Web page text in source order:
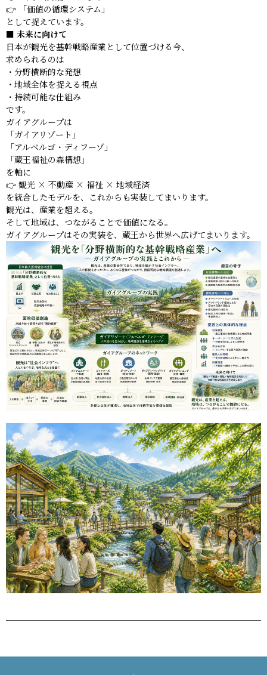
👉 「価値の循環システム」
として捉えています。
■ 未来に向けて
日本が観光を基幹戦略産業として位置づける今、
求められるのは
・分野横断的な発想
・地域全体を捉える視点
・持続可能な仕組み
です。
ガイアグループは
「ガイアリゾート」
「アルベルゴ・ディフーゾ」
「蔵王福祉の森構想」
を軸に
👉 観光 × 不動産 × 福祉 × 地域経済
を統合したモデルを、これからも実装してまいります。
観光は、産業を超える。
そして地域は、つながることで価値になる。
ガイアグループはその実装を、蔵王から世界へ広げてまいります。